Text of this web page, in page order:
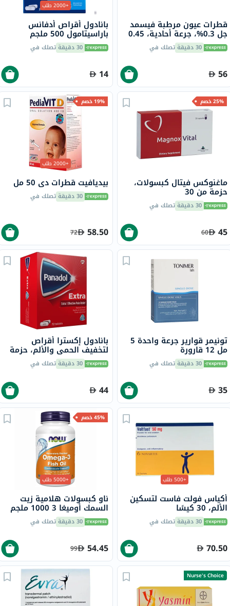
قطرات عيون مرطبة فيسمد
جل 0.3%، جرعة أحادية، 0.45
مل، 20 قطعة 30 دقيقة تصلك في
56
+2000 طلب
بانادول أقراص أدفانس
باراسيتامول 500 ملجم
قرص 30 دقيقة تصلك في
14
25% خصم
ماغنوكس فيتال كبسولات،
حزمة من 30
30 دقيقة تصلك في
45
60
19% خصم
+2000 طلب
بيديافيت قطرات دي 50 مل
30 دقيقة تصلك في
58.50
72
تونيمر قوارير جرعة واحدة 5
مل 12 قارورة
30 دقيقة تصلك في
35
بانادول إكسترا أقراص
لتخفيف الحمى والألم، حزمة
من 72 30 دقيقة تصلك في
44
+500 طلب
أكياس فولت فاست لتسكين
الألم، 30 كيسًا
30 دقيقة تصلك في
70.50
45% خصم
+5000 طلب
ناو كبسولات هلامية زيت
السمك أوميغا 3 1000 ملجم
180 EPA / 120 DHA حزمة من
100 30 دقيقة تصلك في
54.45
99
Nurse's Choice